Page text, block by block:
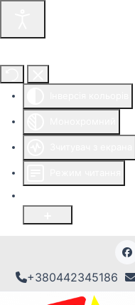
+380442345186